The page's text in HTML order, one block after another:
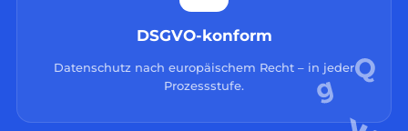
DSGVO-konform
Datenschutz nach europäischem Recht – in jeder
Prozessstufe.